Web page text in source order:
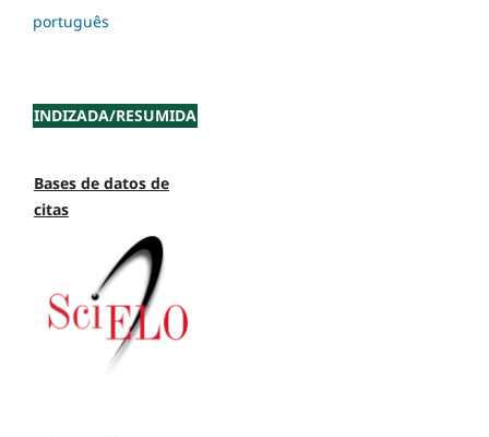
português
INDIZADA/RESUMIDA
Bases de datos de
citas